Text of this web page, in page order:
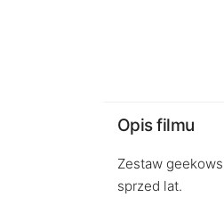
Opis filmu
Zestaw
sprzed lat.